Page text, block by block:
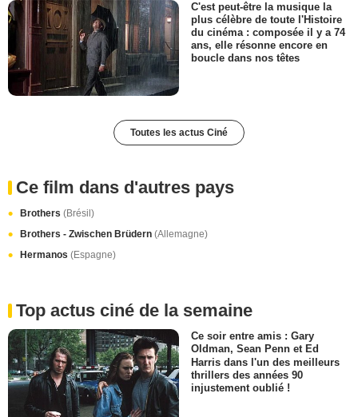
C'est peut-être la musique la
plus célèbre de toute l'Histoire
du cinéma : composée il y a 74
ans, elle résonne encore en
boucle dans nos têtes
Toutes les actus Ciné
Ce film dans d'autres pays
Brothers (Brésil)
Brothers - Zwischen Brüdern (Allemagne)
Hermanos (Espagne)
Top actus ciné de la semaine
Ce soir entre amis : Gary
Oldman, Sean Penn et Ed
Harris dans l'un des meilleurs
thrillers des années 90
injustement oublié !